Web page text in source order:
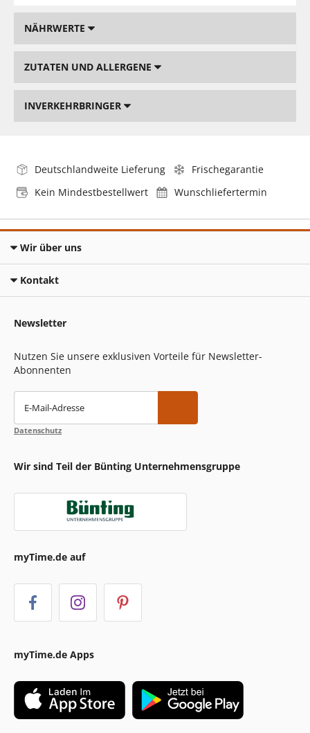
NÄHRWERTE
ZUTATEN UND ALLERGENE
INVERKEHRBRINGER
Deutschlandweite Lieferung
Frischegarantie
Kein Mindestbestellwert
Wunschliefertermin
Wir über uns
Kontakt
Newsletter
Nutzen Sie unsere exklusiven Vorteile für Newsletter-
Abonnenten
E-Mail-Adresse
Datenschutz
Wir sind Teil der Bünting Unternehmensgruppe
myTime.de auf
myTime.de Apps